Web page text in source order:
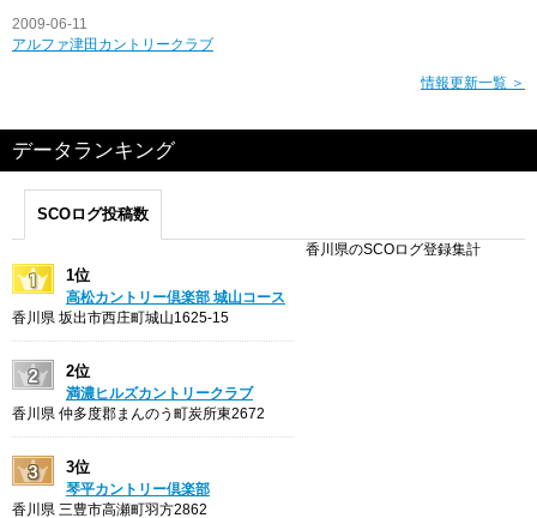
2009-06-11
アルファ津田カントリークラブ
情報更新一覧 ＞
データランキング
SCOログ投稿数
香川県のSCOログ登録集計
1位
高松カントリー倶楽部 城山コース
香川県 坂出市西庄町城山1625-15
2位
満濃ヒルズカントリークラブ
香川県 仲多度郡まんのう町炭所東2672
3位
琴平カントリー倶楽部
香川県 三豊市高瀬町羽方2862